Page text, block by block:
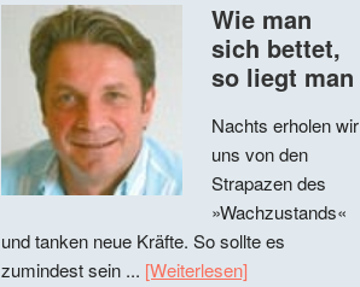
Wie man
sich bettet,
so liegt man
Nachts erholen wir
uns von den
Strapazen des
»Wachzustands«
und tanken neue Kräfte. So sollte es
zumindest sein ... [Weiterlesen]